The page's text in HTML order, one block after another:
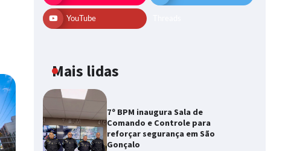
YouTube
Mais lidas
7º BPM inaugura Sala de
Comando e Controle para
reforçar segurança em São
Gonçalo